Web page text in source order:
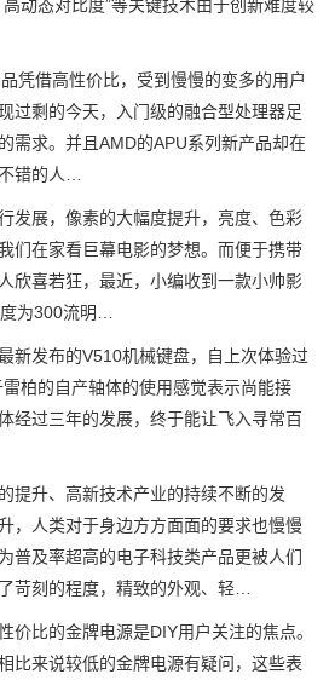
动态对比度”等关键技术由于创新难度较
借高性价比，受到慢慢的变多的用户
过剩的今天，入门级的融合型处理器足
需求。并且AMD的APU系列新产品却在
错的人…
展，像素的大幅度提升，亮度、色彩
们在家看巨幕电影的梦想。而便于携带
欣喜若狂，最近，小编收到一款小帅影
为300流明…
发布的V510机械键盘，自上次体验过
柏的自产轴体的使用感觉表示尚能接
经过三年的发展，终于能让飞入寻常百
升、高新技术产业的持续不断的发
，人类对于身边方方面面的要求也慢慢
普及率超高的电子科技类产品更被人们
苛刻的程度，精致的外观、轻…
比的金牌电源是DIY用户关注的焦点。
比来说较低的金牌电源有疑问，这些表